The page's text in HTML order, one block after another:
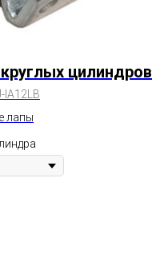
цилиндров
IA12LB
лапы